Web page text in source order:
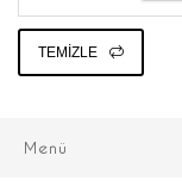
TEMİZLE
Menü